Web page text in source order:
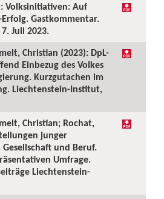
Volksinitiativen: Auf
Gastkommentar.
Juli 2023.
Christian (2023): DpL-
Einbezug des Volkes
Kurzgutachen im
Liechtenstein-Institut,
Christian; Rochat,
junger
und Beruf.
Umfrage.
Liechtenstein-